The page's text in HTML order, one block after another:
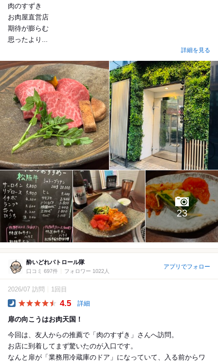
肉のすずき
お肉屋直営店
期待が膨らむ
思ったより...
詳細を見る
23
酔いどれパトロール隊
口コミ 697件 フォロワー 1022人
アプリでフォロー
2026/07 訪問 1回目
4.5 詳細
扉の向こうはお肉天国！
今回は、友人からの推薦で「肉のすずき」さんへ訪問。
お店に到着してまず驚いたのが入口です。
なんと扉が「業務用冷蔵庫のドア」になっていて、入る前からワ